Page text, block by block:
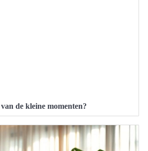
de kleine momenten?